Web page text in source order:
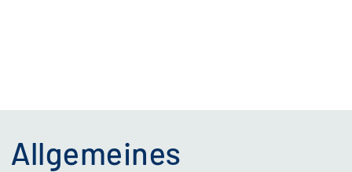
Allgemeines